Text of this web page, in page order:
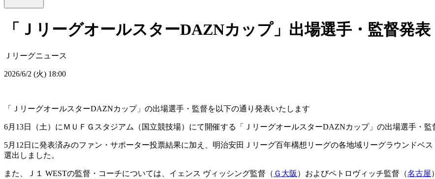
「ＪリーグオールスターDAZNカップ」出場選手・監督発表
Ｊリーグニュース
2026/6/2 (火) 18:00
「ＪリーグオールスターDAZNカップ」の出場選手・監督を以下の通り発表いたします
6月13日（土）にＭＵＦＧスタジアム（国立競技場）にて開催する「ＪリーグオールスターDAZNカップ」の出場選手・監
5月12日に発表済みのファン・サポーター投票結果に加え、明治安田Ｊリーグ百年構想リーグの各地域リーグラウンドベ
選出しました。
また、Ｊ１ WESTの監督・コーチについては、イェンス ヴィッシング監督（ Ｇ大阪 ）およびペトロヴィッチ監督（名古屋